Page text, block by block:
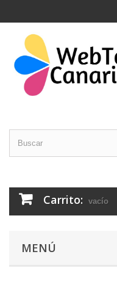
Carrito: vacío
MENÚ